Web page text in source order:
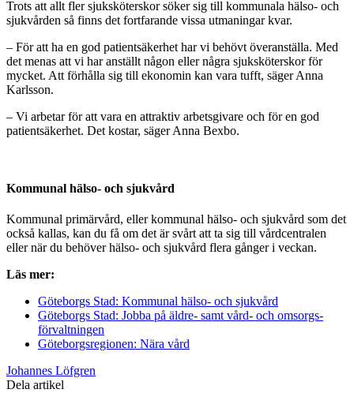
Trots att allt fler sjuksköterskor söker sig till kommunala hälso- och
sjukvården så finns det fortfarande vissa utmaningar kvar.
– För att ha en god patientsäkerhet har vi behövt överanställa. Med
det menas att vi har anställt någon eller några sjuksköterskor för
mycket. Att förhålla sig till ekonomin kan vara tufft, säger Anna
Karlsson.
– Vi arbetar för att vara en attraktiv arbetsgivare och för en god
patientsäkerhet. Det kostar, säger Anna Bexbo.
Kommunal hälso- och sjukvård
Kommunal primärvård, eller kommunal hälso- och sjukvård som det
också kallas, kan du få om det är svårt att ta sig till vårdcentralen
eller när du behöver hälso- och sjukvård flera gånger i veckan.
Läs mer:
Göteborgs Stad: Kommunal hälso- och sjukvård
Göteborgs Stad: Jobba på äldre- samt vård- och omsorgs­
förvaltningen
Göteborgsregionen: Nära vård
Johannes Löfgren
Dela artikel